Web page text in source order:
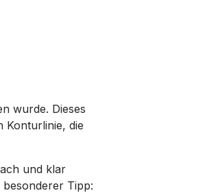
wurde. Dieses
Konturlinie, die
und klar
Tipp: